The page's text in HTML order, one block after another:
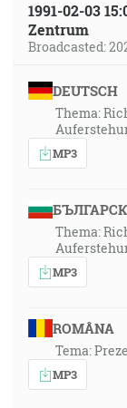
1991-02-03
Zentrum
Broadcasted:
DEUTSCH
Thema:
MP3
Thema:
MP3
ROMÂNA
Tema:
MP3